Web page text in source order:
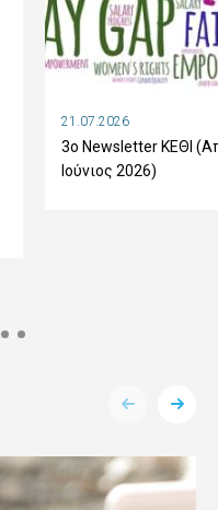
21.07.2026
3ο Newsletter ΚΕΘΙ
Ιούνιος 2026)